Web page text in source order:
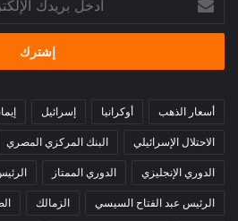
بسبب مخالفته اللوائح بعد اللعب
إلى إنهاء عقده مع النادي الألماني،
ومحبيه، إذ كان من المقرر أن يواصل
أزمات داخل المنتخب المصري
مشادة حادة بين عمر عصر وزميله
بريدك
الإلكتروني
أسعار الذهب أوكرانيا إسرائيل
الاحتلال الإسرائيلي البنك المركزي المصري
الدوري الإنجليزي الدوري الممتاز
الرئيس عبد الفتاح السيسي الزمالك